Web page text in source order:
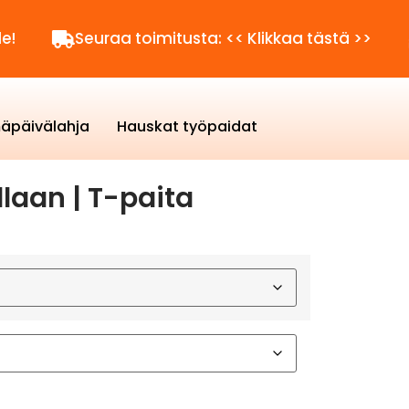
Seuraa toimitusta: << Klikkaa tästä >>
Hauskat työpaidat
| T-paita